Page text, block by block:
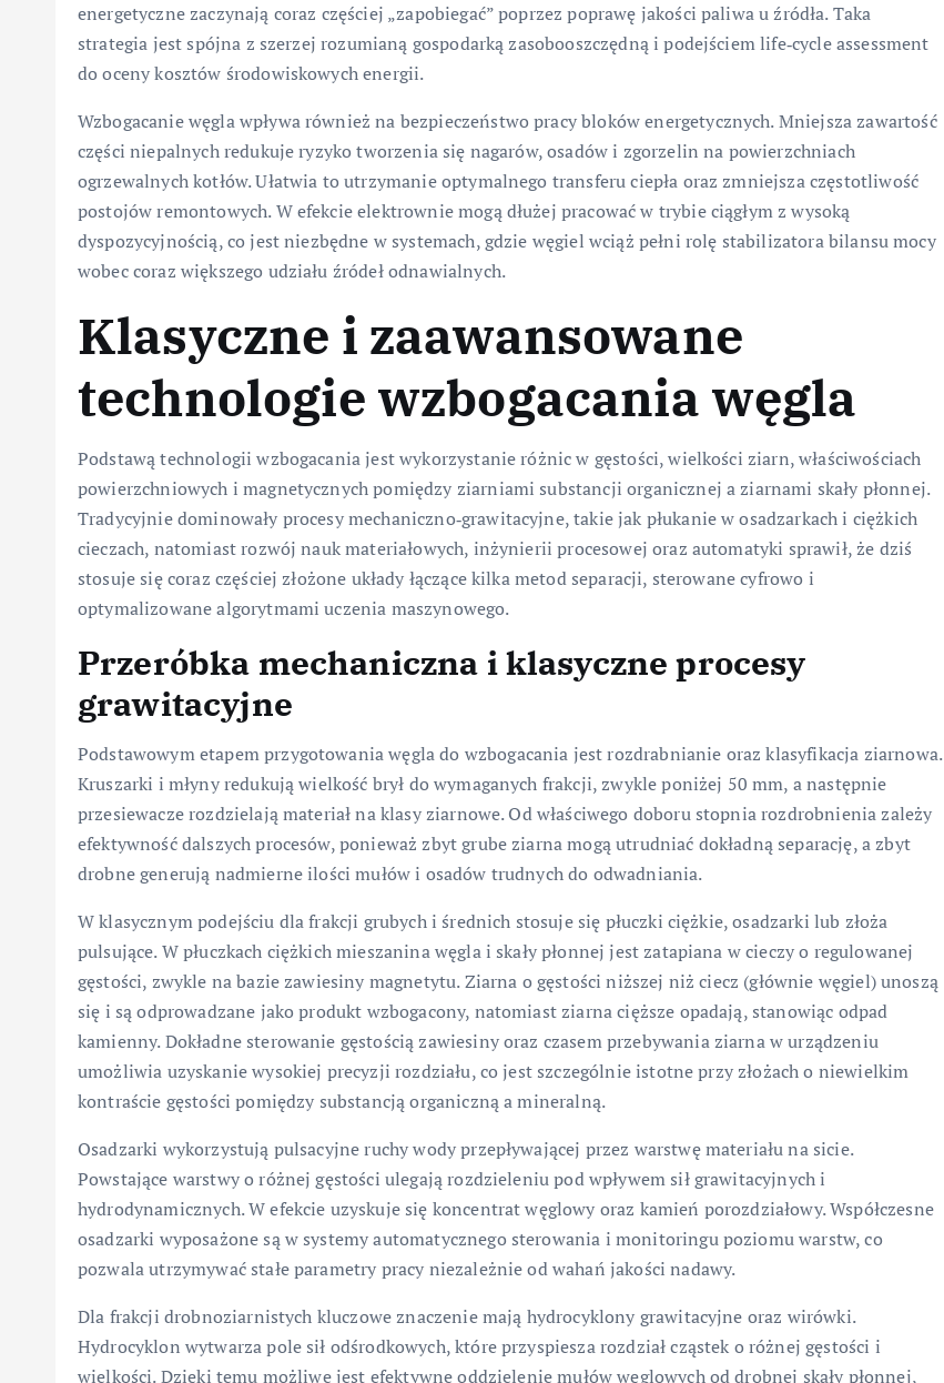
energetyczne zaczynają coraz częściej „zapobiegać” poprzez poprawę jakości paliwa u źródła. Taka
strategia jest spójna z szerzej rozumianą gospodarką zasobooszczędną i podejściem life‑cycle assessment
do oceny kosztów środowiskowych energii.
Wzbogacanie węgla wpływa również na bezpieczeństwo pracy bloków energetycznych. Mniejsza zawartość
części niepalnych redukuje ryzyko tworzenia się nagarów, osadów i zgorzelin na powierzchniach
ogrzewalnych kotłów. Ułatwia to utrzymanie optymalnego transferu ciepła oraz zmniejsza częstotliwość
postojów remontowych. W efekcie elektrownie mogą dłużej pracować w trybie ciągłym z wysoką
dyspozycyjnością, co jest niezbędne w systemach, gdzie węgiel wciąż pełni rolę stabilizatora bilansu mocy
wobec coraz większego udziału źródeł odnawialnych.
Klasyczne i zaawansowane
technologie wzbogacania węgla
Podstawą technologii wzbogacania jest wykorzystanie różnic w gęstości, wielkości ziarn, właściwościach
powierzchniowych i magnetycznych pomiędzy ziarniami substancji organicznej a ziarnami skały płonnej.
Tradycyjnie dominowały procesy mechaniczno‑grawitacyjne, takie jak płukanie w osadzarkach i ciężkich
cieczach, natomiast rozwój nauk materiałowych, inżynierii procesowej oraz automatyki sprawił, że dziś
stosuje się coraz częściej złożone układy łączące kilka metod separacji, sterowane cyfrowo i
optymalizowane algorytmami uczenia maszynowego.
Przeróbka mechaniczna i klasyczne procesy
grawitacyjne
Podstawowym etapem przygotowania węgla do wzbogacania jest rozdrabnianie oraz klasyfikacja ziarnowa.
Kruszarki i młyny redukują wielkość brył do wymaganych frakcji, zwykle poniżej 50 mm, a następnie
przesiewacze rozdzielają materiał na klasy ziarnowe. Od właściwego doboru stopnia rozdrobnienia zależy
efektywność dalszych procesów, ponieważ zbyt grube ziarna mogą utrudniać dokładną separację, a zbyt
drobne generują nadmierne ilości mułów i osadów trudnych do odwadniania.
W klasycznym podejściu dla frakcji grubych i średnich stosuje się płuczki ciężkie, osadzarki lub złoża
pulsujące. W płuczkach ciężkich mieszanina węgla i skały płonnej jest zatapiana w cieczy o regulowanej
gęstości, zwykle na bazie zawiesiny magnetytu. Ziarna o gęstości niższej niż ciecz (głównie węgiel) unoszą
się i są odprowadzane jako produkt wzbogacony, natomiast ziarna cięższe opadają, stanowiąc odpad
kamienny. Dokładne sterowanie gęstością zawiesiny oraz czasem przebywania ziarna w urządzeniu
umożliwia uzyskanie wysokiej precyzji rozdziału, co jest szczególnie istotne przy złożach o niewielkim
kontraście gęstości pomiędzy substancją organiczną a mineralną.
Osadzarki wykorzystują pulsacyjne ruchy wody przepływającej przez warstwę materiału na sicie.
Powstające warstwy o różnej gęstości ulegają rozdzieleniu pod wpływem sił grawitacyjnych i
hydrodynamicznych. W efekcie uzyskuje się koncentrat węglowy oraz kamień porozdziałowy. Współczesne
osadzarki wyposażone są w systemy automatycznego sterowania i monitoringu poziomu warstw, co
pozwala utrzymywać stałe parametry pracy niezależnie od wahań jakości nadawy.
Dla frakcji drobnoziarnistych kluczowe znaczenie mają hydrocyklony grawitacyjne oraz wirówki.
Hydrocyklon wytwarza pole sił odśrodkowych, które przyspiesza rozdział cząstek o różnej gęstości i
wielkości. Dzięki temu możliwe jest efektywne oddzielenie mułów węglowych od drobnej skały płonnej,